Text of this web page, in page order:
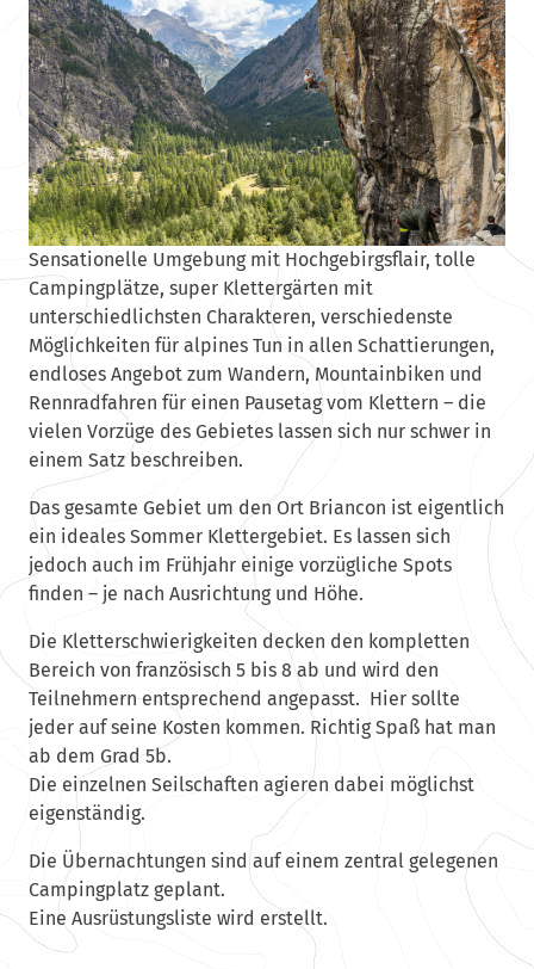
Sensationelle Umgebung mit Hochgebirgsflair, tolle
Campingplätze, super Klettergärten mit
unterschiedlichsten Charakteren, verschiedenste
Möglichkeiten für alpines Tun in allen Schattierungen,
endloses Angebot zum Wandern, Mountainbiken und
Rennradfahren für einen Pausetag vom Klettern – die
vielen Vorzüge des Gebietes lassen sich nur schwer in
einem Satz beschreiben.
Das gesamte Gebiet um den Ort Briancon ist eigentlich
ein ideales Sommer Klettergebiet. Es lassen sich
jedoch auch im Frühjahr einige vorzügliche Spots
finden – je nach Ausrichtung und Höhe.
Die Kletterschwierigkeiten decken den kompletten
Bereich von französisch 5 bis 8 ab und wird den
Teilnehmern entsprechend angepasst. Hier sollte
jeder auf seine Kosten kommen. Richtig Spaß hat man
ab dem Grad 5b.
Die einzelnen Seilschaften agieren dabei möglichst
eigenständig.
Die Übernachtungen sind auf einem zentral gelegenen
Campingplatz geplant.
Eine Ausrüstungsliste wird erstellt.